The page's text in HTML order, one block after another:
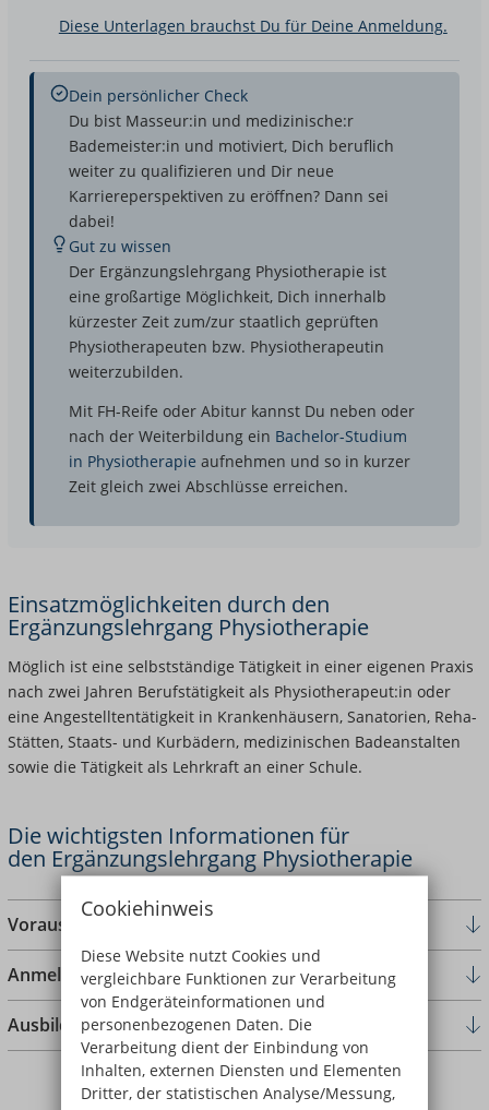
Cookiehinweis
Diese Website nutzt Cookies und
vergleichbare Funktionen zur Verarbeitung
von Endgeräteinformationen und
personenbezogenen Daten. Die
Verarbeitung dient der Einbindung von
Inhalten, externen Diensten und Elementen
Dritter, der statistischen Analyse/Messung,
Diese Unterlagen brauchst Du für Deine Anmeldung.
Dein persönlicher Check
Du bist Masseur:in und medizinische:r
Bademeister:in und motiviert, Dich beruflich
weiter zu qualifizieren und Dir neue
Karriereperspektiven zu eröffnen? Dann sei
dabei!
Gut zu wissen
Der Ergänzungslehrgang Physiotherapie ist
eine großartige Möglichkeit, Dich innerhalb
kürzester Zeit zum/zur staatlich geprüften
Physiotherapeuten bzw. Physiotherapeutin
weiterzubilden.
Mit FH-Reife oder Abitur kannst Du neben oder
nach der Weiterbildung ein Bachelor-Studium
in Physiotherapie aufnehmen und so in kurzer
Zeit gleich zwei Abschlüsse erreichen.
Einsatzmöglichkeiten durch den
Ergänzungslehrgang Physiotherapie
Möglich ist eine selbstständige Tätigkeit in einer eigenen Praxis
nach zwei Jahren Berufstätigkeit als Physiotherapeut:in oder
eine Angestelltentätigkeit in Krankenhäusern, Sanatorien, Reha-
Stätten, Staats- und Kurbädern, medizinischen Badeanstalten
sowie die Tätigkeit als Lehrkraft an einer Schule.
Die wichtigsten Informationen für
den Ergänzungslehrgang Physiotherapie
Voraussetzungen
Anmeldung
Ausbildungsablauf